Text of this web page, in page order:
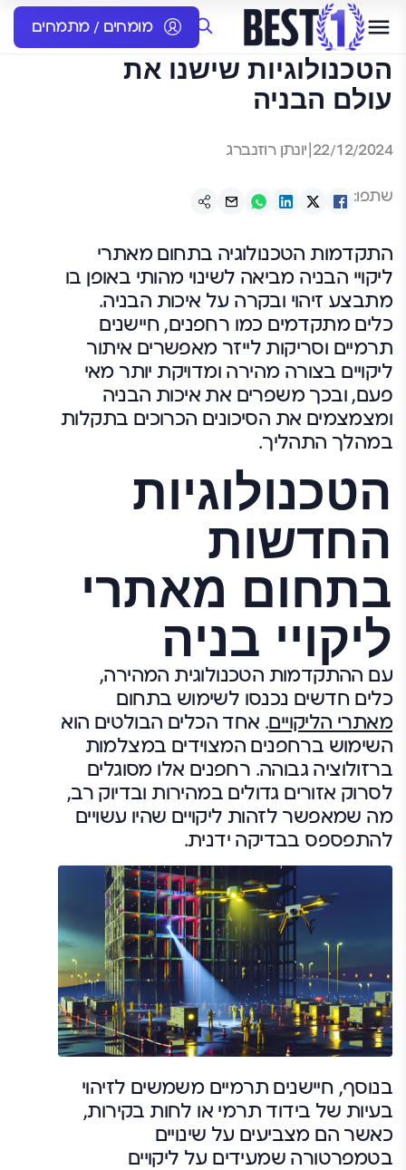
מומחים / מתמחים
הטכנולוגיות שישנו את
עולם הבניה
22/12/2024 יונתן רוזנברג
שתפו:
התקדמות הטכנולוגיה בתחום מאתרי
ליקויי הבניה מביאה לשינוי מהותי באופן בו
מתבצע זיהוי ובקרה על איכות הבניה.
כלים מתקדמים כמו רחפנים, חיישנים
תרמיים וסריקות לייזר מאפשרים איתור
ליקויים בצורה מהירה ומדויקת יותר מאי
פעם, ובכך משפרים את איכות הבניה
ומצמצמים את הסיכונים הכרוכים בתקלות
במהלך התהליך.
הטכנולוגיות
החדשות
בתחום מאתרי
ליקויי בניה
עם ההתקדמות הטכנולוגית המהירה,
כלים חדשים נכנסו לשימוש בתחום
מאתרי הליקויים. אחד הכלים הבולטים הוא
השימוש ברחפנים המצוידים במצלמות
ברזולוציה גבוהה. רחפנים אלו מסוגלים
לסרוק אזורים גדולים במהירות ובדיוק רב,
מה שמאפשר לזהות ליקויים שהיו עשויים
להתפספס בבדיקה ידנית.
בנוסף, חיישנים תרמיים משמשים לזיהוי
בעיות של בידוד תרמי או לחות בקירות,
כאשר הם מצביעים על שינויים
בטמפרטורה שמעידים על ליקויים